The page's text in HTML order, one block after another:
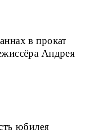
в прокат
Андрея
юбилея